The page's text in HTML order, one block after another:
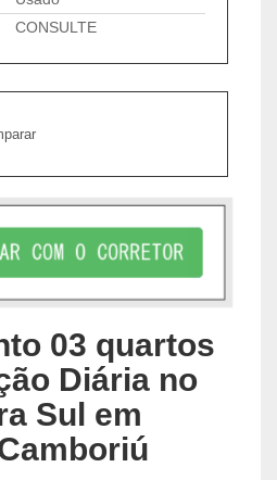
CONSULTE
03 quartos
Diária no
Sul em